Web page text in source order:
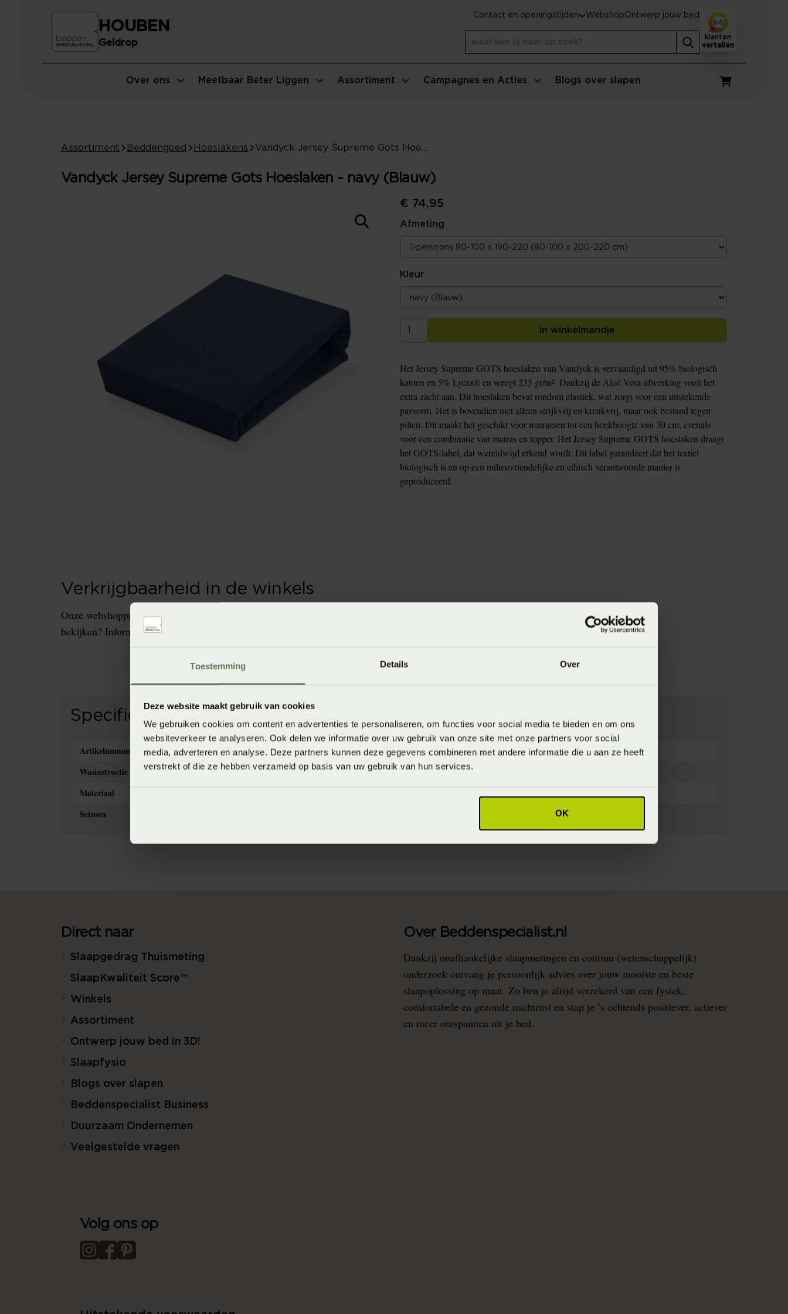
Toestemming Details Over
Deze website maakt gebruik van cookies
We gebruiken cookies om content en advertenties te personaliseren, om functies voor social media te bieden en om ons
websiteverkeer te analyseren. Ook delen we informatie over uw gebruik van onze site met onze partners voor social
media, adverteren en analyse. Deze partners kunnen deze gegevens combineren met andere informatie die u aan ze heeft
verstrekt of die ze hebben verzameld op basis van uw gebruik van hun services.
OK
Over ons Meetbaar Beter Liggen Assortiment Campagnes en Acties Blogs over slapen
Winkelwagen
HOUBEN
Geldrop
Contact en openingstijden WebshopOntwerp jouw bed
9,6
klanten
vertellen
Assortiment Beddengoed Hoeslakens
Vandyck Jersey Supreme Gots Hoeslaken - navy (Blauw)
€ 74,95
Afmeting
Kleur
in winkelmandje
Het Jersey Supreme GOTS hoeslaken van Vandyck is vervaardigd uit 95% biologisch
katoen en 5% Lycra® en weegt 235 gr/m². Dankzij de Aloë Vera-afwerking voelt het
extra zacht aan. Dit hoeslaken bevat rondom elastiek, wat zorgt voor een uitstekende
pasvorm. Het is bovendien niet alleen strijkvrij en kreukvrij, maar ook bestand tegen
pillen. Dit maakt het geschikt voor matrassen tot een hoekhoogte van 30 cm, evenals
voor een combinatie van matras en topper. Het Jersey Supreme GOTS hoeslaken draagt
het GOTS-label, dat wereldwijd erkend wordt. Dit label garandeert dat het textiel
biologisch is en op een milieuvriendelijke en ethisch verantwoorde manier is
geproduceerd.
Verkrijgbaarheid in de winkels
Onze webshopproducten zijn niet altijd verkrijgbaar in de winkel. Wil je het product in de winkel
bekijken? Informeer dan eerst naar de beschikbaarheid.
Specificaties
Artikelnummer 8718471412957
Wasinstructie Wasvoorschrift: wassen op 40°C of 60°C
Materiaal
Seizoen
Direct naar
Slaapgedrag Thuismeting
SlaapKwaliteit Score™
Winkels
Assortiment
Ontwerp jouw bed in 3D!
Slaapfysio
Blogs over slapen
Beddenspecialist Business
Duurzaam Ondernemen
Veelgestelde vragen
Over Beddenspecialist.nl
Dankzij onafhankelijke slaapmetingen en continu (wetenschappelijk)
onderzoek ontvang je persoonlijk advies over jouw mooiste en beste
slaapoplossing op maat. Zo ben je altijd verzekerd van een fysiek,
comfortabele en gezonde nachtrust en stap je ’s ochtends positiever, actiever
en meer ontspannen uit je bed.
Volg ons op